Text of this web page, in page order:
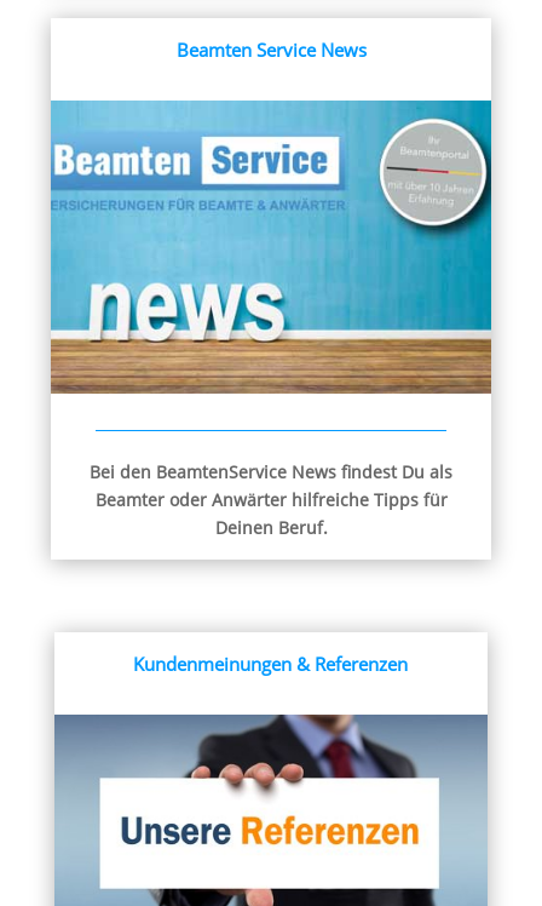
Beamten Service News
Bei den BeamtenService News findest Du als
Beamter oder Anwärter hilfreiche Tipps für
Deinen Beruf.
Kundenmeinungen & Referenzen